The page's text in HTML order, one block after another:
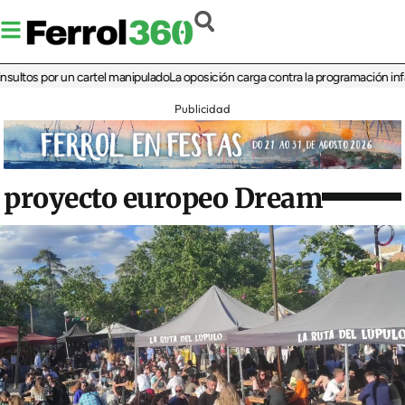
por un cartel manipuladoLa oposición carga contra la programación infantil
Publicidad
proyecto europeo Dream